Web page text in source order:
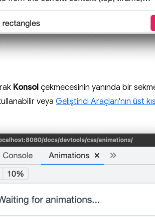
Konsol çekmecesinin yanında bir
veya Geliştirici Araçları'nın üst